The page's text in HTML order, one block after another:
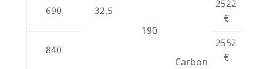
32,5
190
Carbon
690
2522
€
840
2552
€